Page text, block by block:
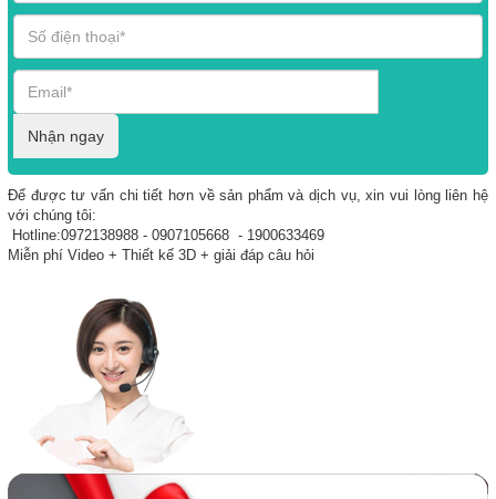
Nhận ngay
Để được tư vấn chi tiết hơn về sản phẩm và dịch vụ, xin vui lòng liên hệ
với chúng tôi:
Hotline:0972138988 - 0907105668 - 1900633469
Miễn phí Video + Thiết kế 3D + giải đáp câu hỏi